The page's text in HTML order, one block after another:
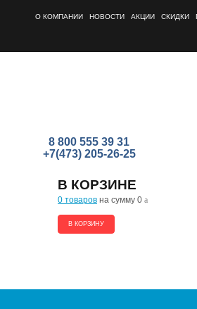
О КОМПАНИИ НОВОСТИ АКЦИИ СКИДКИ
8 800 555 39 31
+7(473) 205-26-25
В КОРЗИНЕ
0 товаров на сумму 0 a
В КОРЗИНУ